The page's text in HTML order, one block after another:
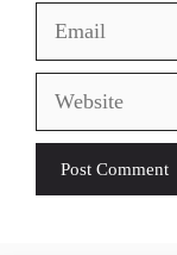
Email
Website